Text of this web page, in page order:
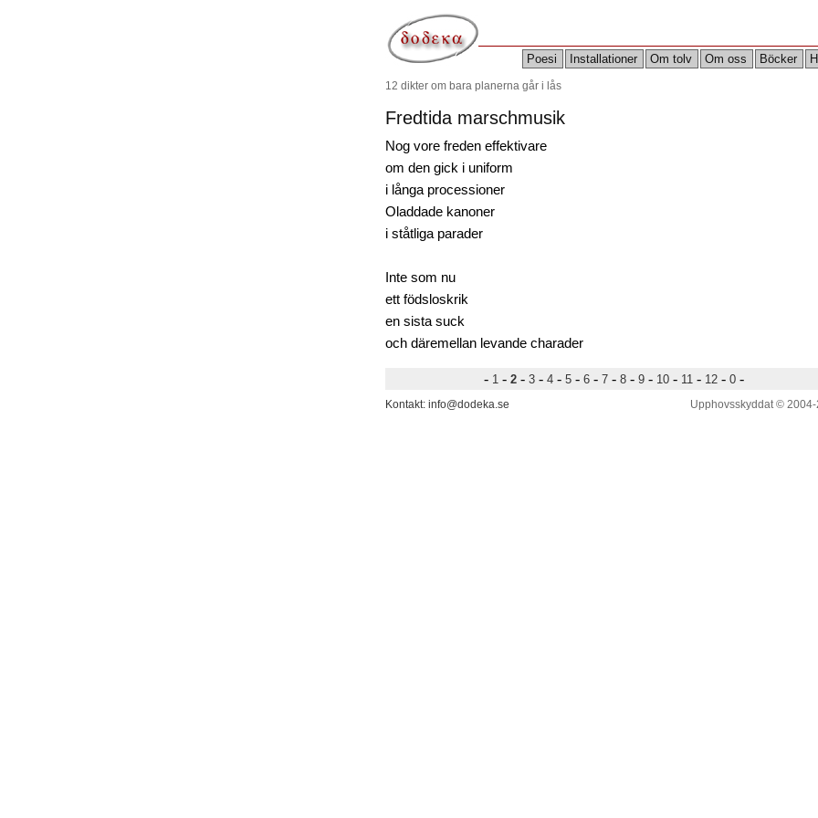
Poesi Installationer Om tolv Om oss Böcker
12 dikter om bara planerna går i lås
Fredtida marschmusik
Nog vore freden effektivare
om den gick i uniform
i långa processioner
Oladdade kanoner
i ståtliga parader
Inte som nu
ett födsloskrik
en sista suck
och däremellan levande charader
-1 - 2 -3 -4 -5 -6 -7 -8 -9 -10 -11 -12 -0 -
Kontakt: info@dodeka.se Upphovsskyddat ©